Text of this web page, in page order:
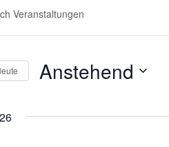
Anstehend